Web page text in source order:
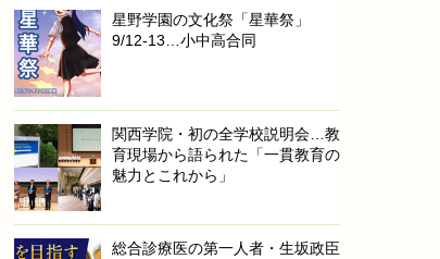
星野学園の文化祭「星華祭」
9/12-13…小中高合同
関西学院・初の全学校説明会…教
育現場から語られた「一貫教育の
魅力とこれから」
総合診療医の第一人者・生坂政臣